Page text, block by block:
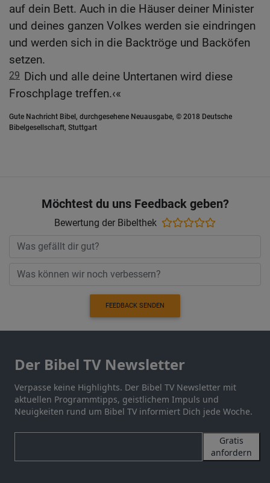
auf dein Bett. Auch in die Häuser deiner Minister
und deines ganzen Volkes werden sie eindringen
und werden sich in die Backtröge und Backöfen
setzen.
29 Dich und alle deine Untertanen wird diese
Froschplage treffen.‹«
Gute Nachricht Bibel, durchgesehene Neuausgabe, © 2018 Deutsche
Bibelgesellschaft, Stuttgart
Möchtest du uns Feedback geben?
Bewertung der Bibelthek
FEEDBACK SENDEN
Der Bibel TV Newsletter
Verpasse keine Highlights. Der Bibel TV Newsletter mit
aktuellen Programmtipps, geistlichem Impuls und
Neuigkeiten rund um Bibel TV informiert Dich jede Woche.
Gratis
anfordern